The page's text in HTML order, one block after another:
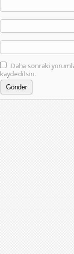
Daha sonraki
kaydedilsin.